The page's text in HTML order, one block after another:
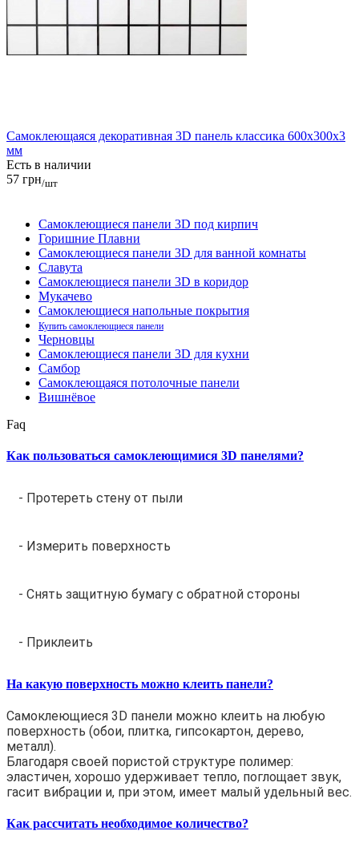
Самоклеющаяся декоративная 3D панель классика 600x300x3
мм
Есть в наличии
57 грн/шт
Самоклеющиеся панели 3D под кирпич
Горишние Плавни
Самоклеющиеся панели 3D для ванной комнаты
Славута
Самоклеющиеся панели 3D в коридор
Мукачево
Самоклеющиеся напольные покрытия
Купить самоклеющиеся панели
Черновцы
Самоклеющиеся панели 3D для кухни
Самбор
Самоклеющаяся потолочные панели
Вишнёвое
Faq
Как пользоваться самоклеющимися 3D панелями?
- Протереть стену от пыли
- Измерить поверхность
- Снять защитную бумагу с обратной стороны
- Приклеить
На какую поверхность можно клеить панели?
Самоклеющиеся 3D панели можно клеить на любую
поверхность (обои, плитка, гипсокартон, дерево,
металл).
Благодаря своей пористой структуре полимер:
эластичен, хорошо удерживает тепло, поглощает звук,
гасит вибрации и, при этом, имеет малый удельный вес.
Как рассчитать необходимое количество?